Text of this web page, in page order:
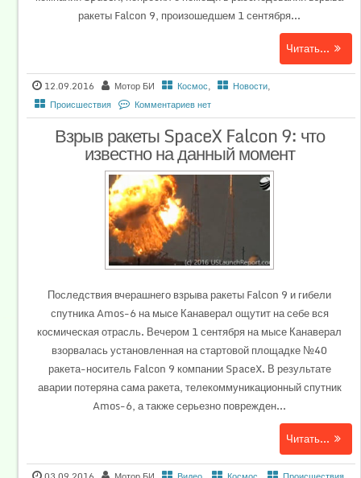
ракеты Falcon 9, произошедшем 1 сентября...
Читать...
12.09.2016 Мотор БИ Космос, Новости,
Происшествия
Комментариев нет
Взрыв ракеты SpaceX Falcon 9: что
известно на данный момент
Последствия вчерашнего взрыва ракеты Falcon 9 и гибели
спутника Amos-6 на мысе Канаверал ощутит на себе вся
космическая отрасль. Вечером 1 сентября на мысе Канаверал
взорвалась установленная на стартовой площадке №40
ракета-носитель Falcon 9 компании SpaceX. В результате
аварии потеряна сама ракета, телекоммуникационный спутник
Amos-6, а также серьезно поврежден...
Читать...